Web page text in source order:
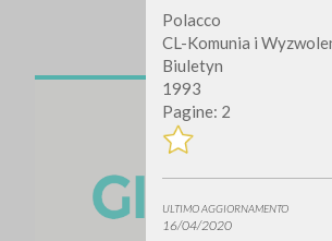
Polacco
CL-Komunia i
Biuletyn
1993
Pagine: 2
ULTIMO AGGIORNAMENTO
16/04/2020